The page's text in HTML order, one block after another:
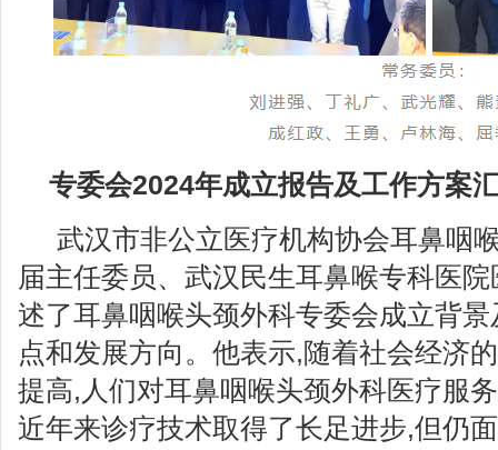
专委会2024年成立报告及工作方案
武汉市非公立医疗机构协会耳鼻咽
届主任委员、武汉民生耳鼻喉专科医
述了耳鼻咽喉头颈外科专委会成立背
点和发展方向。他表示,随着社会经济
提高,人们对耳鼻咽喉头颈外科医疗服
近年来诊疗技术取得了长足进步,但仍